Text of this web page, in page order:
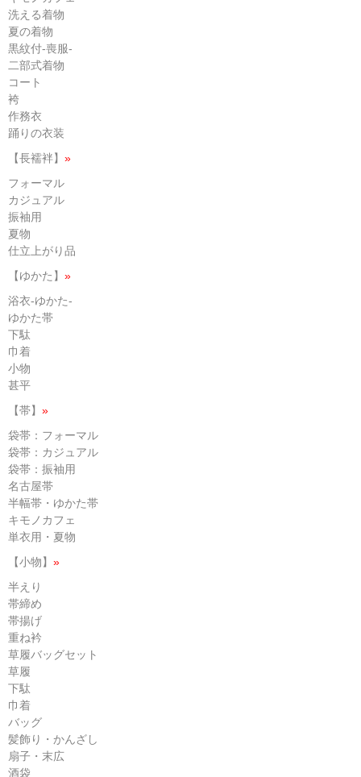
洗える着物
夏の着物
黒紋付-喪服-
二部式着物
コート
袴
作務衣
踊りの衣装
【長襦袢】 »
フォーマル
カジュアル
振袖用
夏物
仕立上がり品
【ゆかた】 »
浴衣-ゆかた-
ゆかた帯
下駄
巾着
小物
甚平
【帯】 »
袋帯：フォーマル
袋帯：カジュアル
袋帯：振袖用
名古屋帯
半幅帯・ゆかた帯
キモノカフェ
単衣用・夏物
【小物】 »
半えり
帯締め
帯揚げ
重ね衿
草履バッグセット
草履
下駄
巾着
バッグ
髪飾り・かんざし
扇子・末広
酒袋